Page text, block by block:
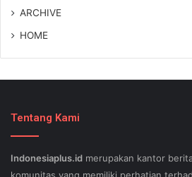
ARCHIVE
HOME
Tentang Kami
Indonesiaplus.id merupakan kantor